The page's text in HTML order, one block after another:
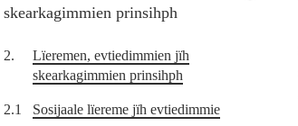
skearkagimmien prinsihph
2.
Lïeremen, evtiedimmien jïh
skearkagimmien prinsihph
2.1 Sosijaale lïereme jïh evtiedimmie